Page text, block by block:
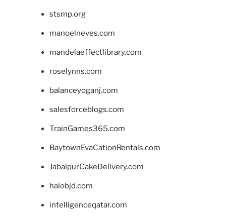
stsmp.org
manoelneves.com
mandelaeffectlibrary.com
roselynns.com
balanceyoganj.com
salesforceblogs.com
TrainGames365.com
BaytownEvaCationRentals.com
JabalpurCakeDelivery.com
halobjd.com
intelligenceqatar.com